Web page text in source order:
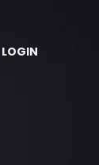
LOGIN